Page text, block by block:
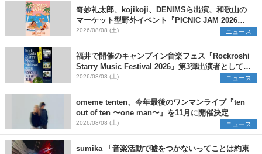
奇妙礼太郎、kojikoji、DENIMSら出演、和歌山の
マーケット型野外イベント『PICNIC JAM 2026』
早割チケット発売開始
2026/08/08 (土) ニュース
福井で開催のキャンプイン音楽フェス『Rockroshi
Starry Music Festival 2026』第3弾出演者として
SCOOBIE DO、かりゆし58、Reiを発表
2026/08/08 (土) ニュース
omeme tenten、今年最後のワンマンライブ『ten
out of ten 〜one man〜』を11月に開催決定
2026/08/08 (土) ニュース
sumika 「音楽活動で嘘をつかないってことは約束